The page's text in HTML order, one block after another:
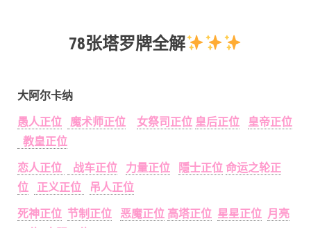
78张塔罗牌全解
大阿尔卡纳
愚人正位
魔术师正位 女祭司正位 皇后正位
皇帝正位
教皇正位
恋人正位
战车正位 力量正位 隱士正位 命运之轮正
位
正义正位
吊人正位
死神正位 节制正位 恶魔正位 高塔正位 星星正位 月亮